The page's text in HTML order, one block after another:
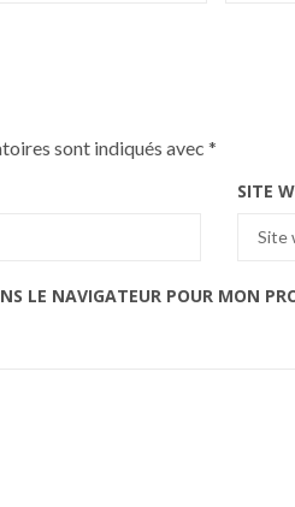
sont indiqués avec *
SITE
LE NAVIGATEUR POUR MON